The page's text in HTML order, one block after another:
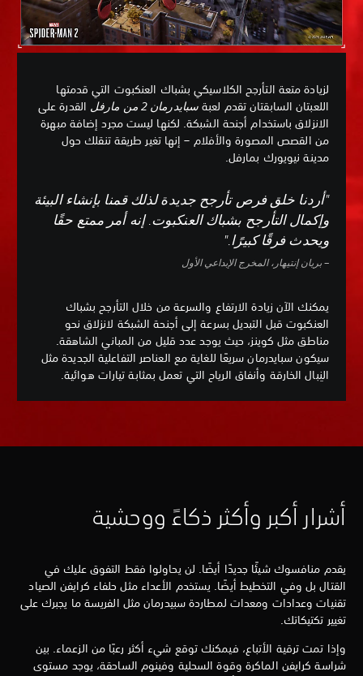
لزيادة متعة التأرجح الكلاسيكي بشباك العنكبوت التي قدمتها
اللعبتان السابقتان تقدم لعبة سبايدرمان 2 من مارفل
القدرة على
الانزلاق باستخدام أجنحة الشبكة. لكنها ليست مجرد إضافة مبهرة
من القصص المصورة والأفلام – إنها تغير طريقة تنقلك حول
مدينة نيويورك بمارفل.
"أردنا خلق فرص تأرجح جديدة لذلك قمنا بإنشاء البيئة
وإكمال التأرجح بشباك العنكبوت. إنه أمر ممتع حقًا
ويحدث فرقًا كبيرًا."
– بريان إنتيهار، المخرج الإبداعي الأول
يمكنك الآن زيادة الارتفاع والسرعة من خلال التأرجح بشباك
العنكبوت قبل التبديل بسرعة إلى أجنحة الشبكة لانزلاق نحو
مناطق مثل كوينز، حيث يوجد عدد قليل من المباني الشاهقة.
سيكون سبايدرمان سريعًا للغاية مع العناصر التفاعلية الجديدة مثل
النِبال الخارقة وأنفاق الرياح التي تعمل بمثابة تيارات هوائية.
أشرار أكبر وأكثر ذكاءً ووحشية
يقدم منافسوك شيئًا جديدًا أيضًا. لن يحاولوا فقط التفوق عليك في
القتال بل وفي التخطيط أيضًا. يستخدم الأعداء مثل حلفاء كرايفن الصياد
تقنيات وعدادات ومعدات لمطاردة سبيدرمان مثل الفريسة ما يجبرك على
تغيير تكتيكاتك.
وإذا تمت ترقية الأتباع، فيمكنك توقع شيء أكثر رعبًا من الزعماء. بين
شراسة كرايفن الماكرة وقوة السحلية وفينوم الساحقة، يوجد مستوى